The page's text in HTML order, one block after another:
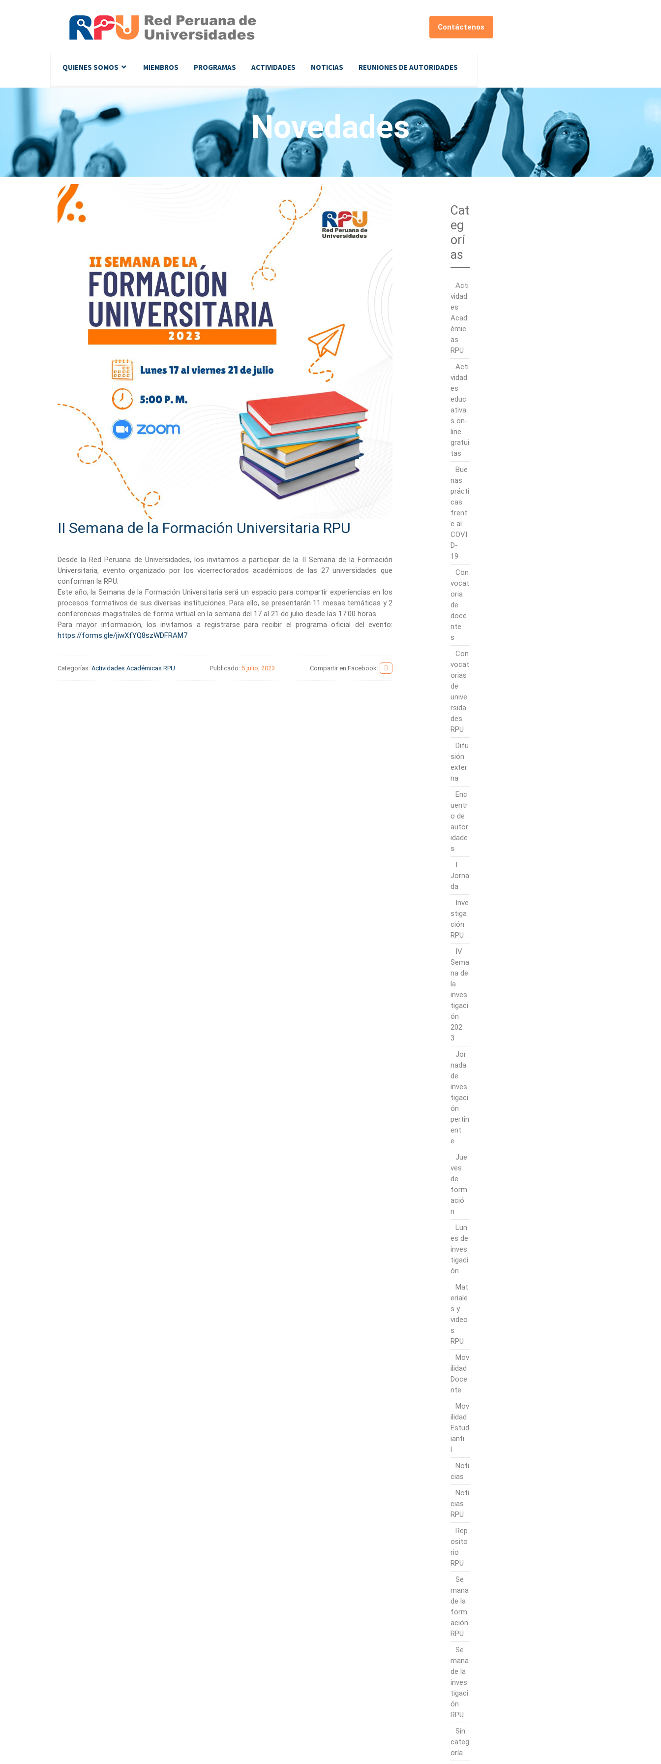
Contáctenos
QUIENES SOMOS MIEMBROS PROGRAMAS ACTIVIDADES NOTICIAS REUNIONES DE AUTORIDADES
Novedades
II Semana de la Formación Universitaria RPU
Desde la Red Peruana de Universidades, los invitamos a participar de la II Semana de la Formación
Universitaria, evento organizado por los vicerrectorados académicos de las 27 universidades que
conforman la RPU.
Este año, la Semana de la Formación Universitaria será un espacio para compartir experiencias en los
procesos formativos de sus diversas instituciones. Para ello, se presentarán 11 mesas temáticas y 2
conferencias magistrales de forma virtual en la semana del 17 al 21 de julio desde las 17:00 horas.
Para mayor información, los invitamos a registrarse para recibir el programa oficial del evento:
https://forms.gle/jiwXfYQ8szWDFRAM7
Categorías: Actividades Académicas RPU Publicado: 5 julio, 2023 Compartir en Facebook:
Cat
eg
orí
as
Acti
vidad
es
Acad
émic
as
RPU
Acti
vidad
es
educ
ativa
s on-
line
gratui
tas
Bue
nas
prácti
cas
frent
e al
COVI
D-
19
Con
vocat
oria
de
doce
nte
s
Con
vocat
orias
de
unive
rsida
des
RPU
Difu
sión
exter
na
Enc
uentr
o de
autor
idade
s
I
Jorna
da
Inve
stiga
ción
RPU
IV
Sema
na de
la
inves
tigaci
ón
202
3
Jor
nada
de
inves
tigaci
ón
pertin
ent
e
Jue
ves
de
form
ació
n
Lun
es de
inves
tigaci
ón
Mat
eriale
s y
video
s
RPU
Mov
ilidad
Doce
nte
Mov
ilidad
Estud
ianti
l
Noti
cias
Noti
cias
RPU
Rep
osito
rio
RPU
Se
mana
de la
form
ación
RPU
Se
mana
de la
inves
tigaci
ón
RPU
Sin
categ
oría